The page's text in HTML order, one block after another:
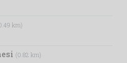
km)
(0.82 km)